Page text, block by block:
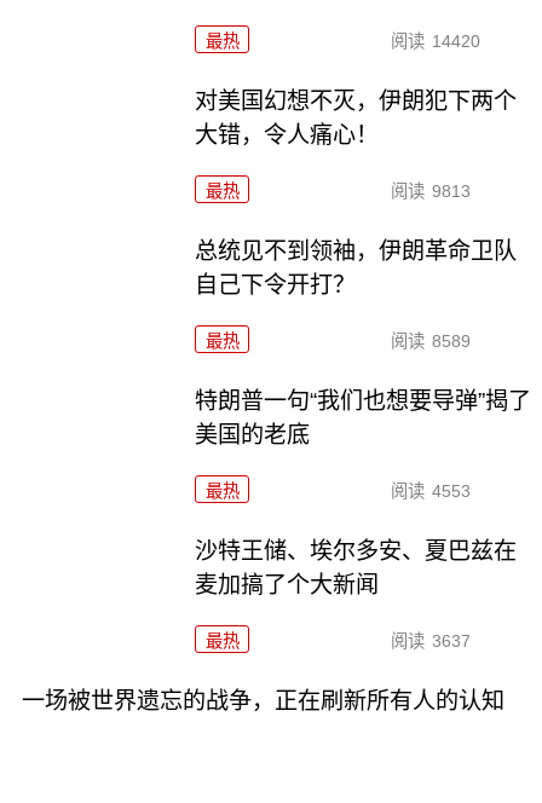
最热 阅读 14420
对美国幻想不灭，伊朗犯下两个
大错，令人痛心！
最热 阅读 9813
总统见不到领袖，伊朗革命卫队
自己下令开打？
最热 阅读 8589
特朗普一句“我们也想要导弹”揭了
美国的老底
最热 阅读 4553
沙特王储、埃尔多安、夏巴兹在
麦加搞了个大新闻
最热 阅读 3637
一场被世界遗忘的战争，正在刷新所有人的认知